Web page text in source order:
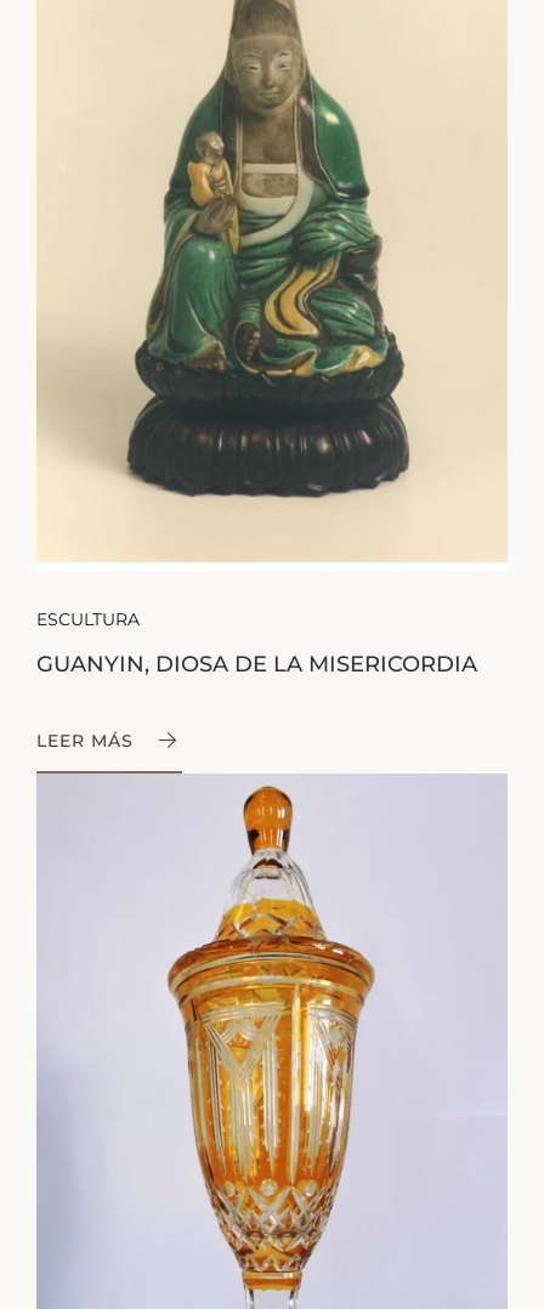
LEER MÁS
ESCULTURA
GUANYIN, DIOSA DE LA MISERICORDIA